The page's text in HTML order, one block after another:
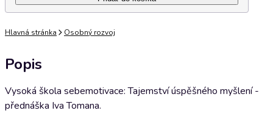
Hlavná stránka Osobný rozvoj
Popis
Vysoká škola sebemotivace: Tajemství úspěšného myšlení -
přednáška Iva Tomana.